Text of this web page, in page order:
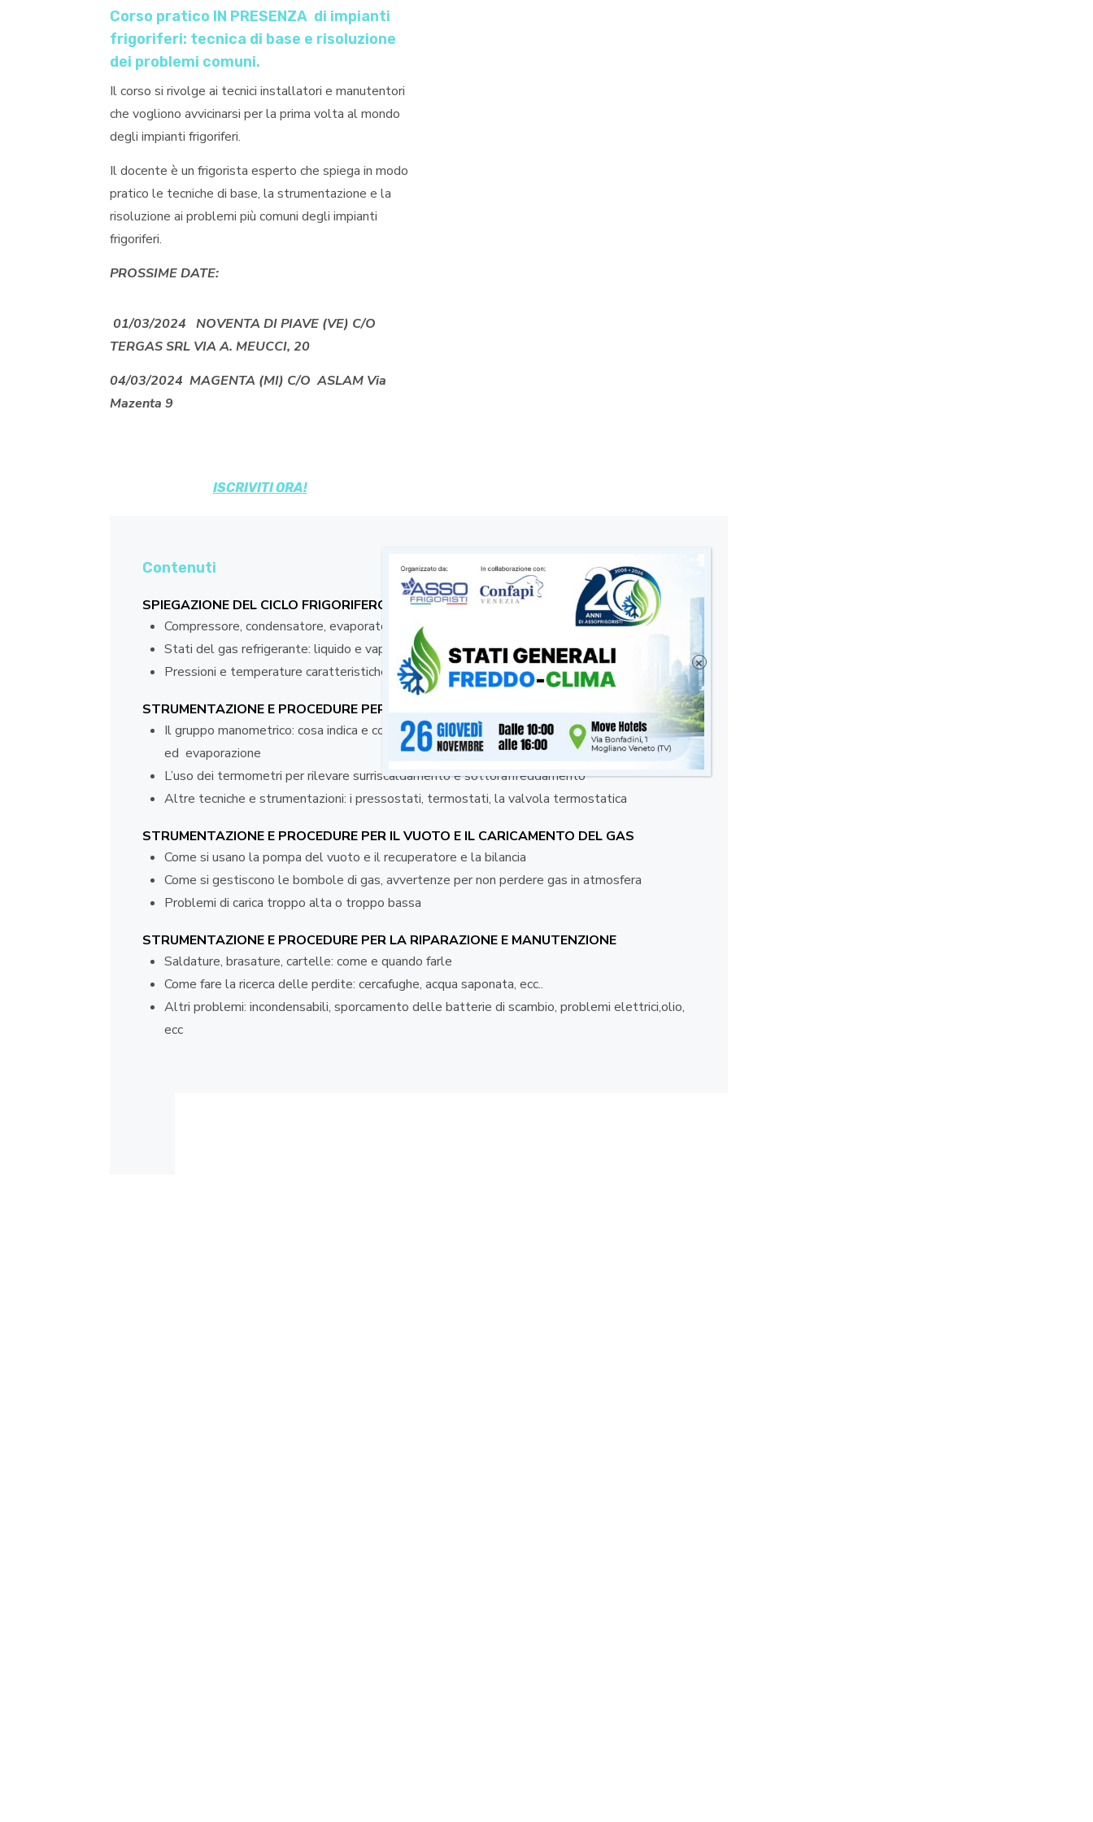
Corso pratico IN PRESENZA di impianti
frigoriferi: tecnica di base e risoluzione
dei problemi comuni.
Il corso si rivolge ai tecnici installatori e manutentori
che vogliono avvicinarsi per la prima volta al mondo
degli impianti frigoriferi.
Il docente è un frigorista esperto che spiega in modo
pratico le tecniche di base, la strumentazione e la
risoluzione ai problemi più comuni degli impianti
frigoriferi.
PROSSIME DATE:
01/03/2024 NOVENTA DI PIAVE (VE) C/O
TERGAS SRL VIA A. MEUCCI, 20
04/03/2024 MAGENTA (MI) C/O ASLAM Via
Mazenta 9
ISCRIVITI ORA!
Contenuti
SPIEGAZIONE DEL CICLO FRIGORIFERO E SUOI COMPONENTI PRINCIPALI
Compressore, condensatore, evaporatore e valvola di laminazione
Stati del gas refrigerante: liquido e vapore,come avvengono condensazione ed evaporazione
Pressioni e temperature caratteristiche
STRUMENTAZIONE E PROCEDURE PER IL FUNZIONAMENTO
Il gruppo manometrico: cosa indica e come si usa nel monitoraggio della condensazione
ed evaporazione
L’uso dei termometri per rilevare surriscaldamento e sottoraffreddamento
Altre tecniche e strumentazioni: i pressostati, termostati, la valvola termostatica
STRUMENTAZIONE E PROCEDURE PER IL VUOTO E IL CARICAMENTO DEL GAS
Come si usano la pompa del vuoto e il recuperatore e la bilancia
Come si gestiscono le bombole di gas, avvertenze per non perdere gas in atmosfera
Problemi di carica troppo alta o troppo bassa
STRUMENTAZIONE E PROCEDURE PER LA RIPARAZIONE E MANUTENZIONE
Saldature, brasature, cartelle: come e quando farle
Come fare la ricerca delle perdite: cercafughe, acqua saponata, ecc..
Altri problemi: incondensabili, sporcamento delle batterie di scambio, problemi elettrici,olio,
ecc
×